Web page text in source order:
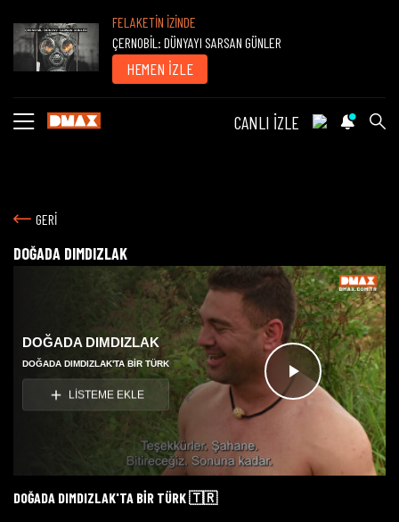
FELAKETİN İZİNDE
ÇERNOBİL: DÜNYAYI SARSAN GÜNLER
HEMEN İZLE
CANLI İZLE
GERİ
DOĞADA DIMDIZLAK
Videoyu
Oynat
DOĞADA DIMDIZLAK
DOĞADA DIMDIZLAK'TA BİR TÜRK
LİSTEME EKLE
DOĞADA DIMDIZLAK'TA BİR TÜRK 🇹🇷